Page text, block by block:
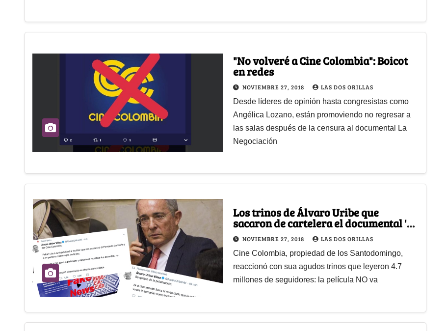
"No volveré a Cine Colombia": Boicot
en redes
NOVIEMBRE 27, 2018 LAS DOS ORILLAS
Desde líderes de opinión hasta congresistas como
Angélica Lozano, están promoviendo no regresar a
las salas después de la censura al documental La
Negociación
Los trinos de Álvaro Uribe que
sacaron de cartelera el documental 'La
Negociación'
NOVIEMBRE 27, 2018 LAS DOS ORILLAS
Cine Colombia, propiedad de los Santodomingo,
reaccionó con sua agudos trinos que leyeron 4.7
millones de seguidores: la película NO va